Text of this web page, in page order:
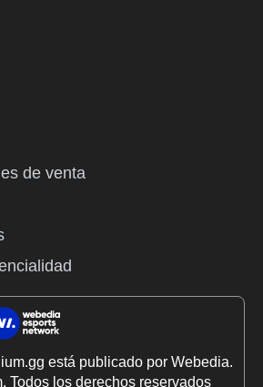
de venta
está publicado por Webedia.
Todos los derechos reservados